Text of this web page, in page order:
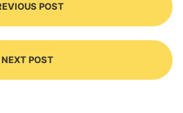
POST
NEXT POST